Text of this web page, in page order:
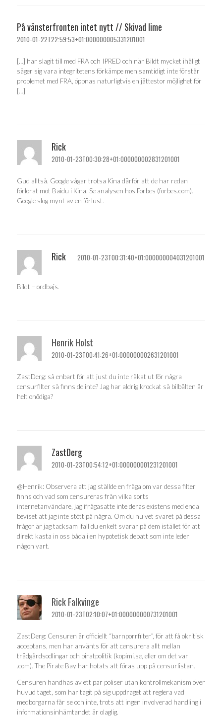
På vänsterfronten intet nytt // Skivad lime
2010-01-22T22:59:53+01:000000005331201001
[…] har slagit till med FRA och IPRED och när Bildt mycket ihåligt
säger sig vara integritetens förkämpe men samtidigt inte förstår
problemet med FRA, öppnas naturligtvis en jättestor möjlighet för
[…]
Rick
2010-01-23T00:30:28+01:000000002831201001
Gud alltså. Google vågar trotsa Kina därför att de har redan
förlorat mot Baidu i Kina. Se analysen hos Forbes (forbes.com).
Google slog mynt av en förlust.
Rick 2010-01-23T00:31:40+01:000000004031201001
Bildt – ordbajs.
Henrik Holst
2010-01-23T00:41:26+01:000000002631201001
ZastDerg: så enbart för att just du inte råkat ut för några
censurfilter så finns de inte? Jag har aldrig krockat så bilbälten är
helt onödiga?
ZastDerg
2010-01-23T00:54:12+01:000000001231201001
@Henrik: Observera att jag ställde en fråga om var dessa filter
finns och vad som censureras från vilka sorts
internetanvändare, jag ifrågasatte inte deras existens med enda
beviset att jag inte stött på några. Om du nu vet svaret på dessa
frågor är jag tacksam ifall du enkelt svarar på dem istället för att
direkt kasta in oss båda i en hypotetisk debatt som inte leder
någon vart.
Rick Falkvinge
2010-01-23T02:10:07+01:000000000731201001
ZastDerg: Censuren är officiellt “barnporrfilter”, för att få okritisk
acceptans, men har använts för att censurera allt mellan
trädgårdsodlingar och piratpolitik (kopimi.se, eller om det var
.com). The Pirate Bay har hotats att föras upp på censurlistan.
Censuren handhas av ett par poliser utan kontrollmekanism över
huvud taget, som har tagit på sig uppdraget att reglera vad
medborgarna får se och inte, trots att ingen involverad handling i
informationsinhämtandet är olaglig.